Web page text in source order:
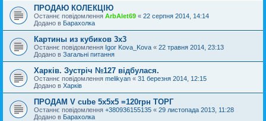
ПРОДАЮ КОЛЕКЦІЮ
Останнє повідомлення ArbAlet69 « 22 серпня 2014, 14:14
Додано в Барахолка
Картины из кубиков 3х3
Останнє повідомлення Igor Kova_Kova « 22 травня 2014, 23:13
Додано в Загальні питання
Харків. Зустріч №127 відбулася.
Останнє повідомлення melikyan « 31 березня 2014, 12:15
Додано в Харків
ПРОДАМ V cube 5x5x5 =120грн ТОРГ
Останнє повідомлення +380936155135 « 29 листопада 2013, 11:28
Додано в Барахолка